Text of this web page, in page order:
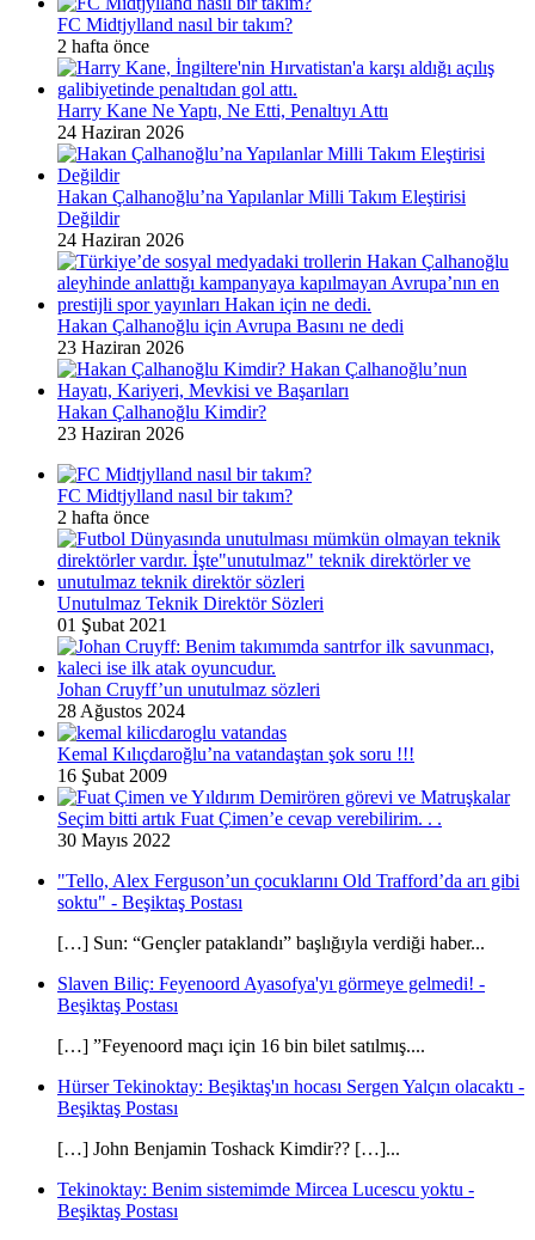
FC Midtjylland nasıl bir takım?
2 hafta önce
Harry Kane Ne Yaptı, Ne Etti, Penaltıyı Attı
24 Haziran 2026
Hakan Çalhanoğlu’na Yapılanlar Milli Takım Eleştirisi
Değildir
24 Haziran 2026
Hakan Çalhanoğlu için Avrupa Basını ne dedi
23 Haziran 2026
Hakan Çalhanoğlu Kimdir?
23 Haziran 2026
FC Midtjylland nasıl bir takım?
2 hafta önce
Unutulmaz Teknik Direktör Sözleri
01 Şubat 2021
Johan Cruyff’un unutulmaz sözleri
28 Ağustos 2024
Kemal Kılıçdaroğlu’na vatandaştan şok soru !!!
16 Şubat 2009
Seçim bitti artık Fuat Çimen’e cevap verebilirim. . .
30 Mayıs 2022
"Tello, Alex Ferguson’un çocuklarını Old Trafford’da arı gibi
soktu" - Beşiktaş Postası
[…] Sun: “Gençler pataklandı” başlığıyla verdiği haber...
Slaven Biliç: Feyenoord Ayasofya'yı görmeye gelmedi! -
Beşiktaş Postası
[…] ”Feyenoord maçı için 16 bin bilet satılmış....
Hürser Tekinoktay: Beşiktaş'ın hocası Sergen Yalçın olacaktı -
Beşiktaş Postası
[…] John Benjamin Toshack Kimdir?? […]...
Tekinoktay: Benim sistemimde Mircea Lucescu yoktu -
Beşiktaş Postası